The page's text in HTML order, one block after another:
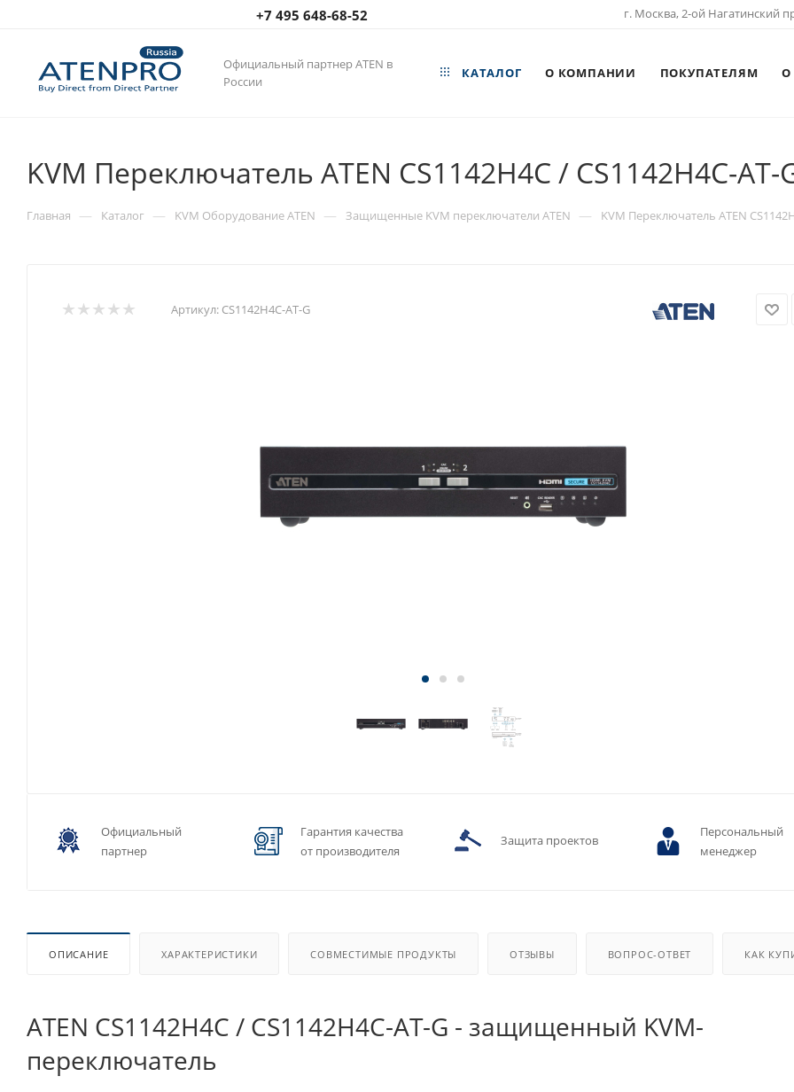
+7 495 648-68-52 г. Москва, 2-ой Нагатинский
Официальный партнер ATEN в
России
КАТАЛОГ О КОМПАНИИ ПОКУПАТЕЛЯМ О
KVM Переключатель ATEN CS1142H4C / CS1142H4C-AT-
Главная — Каталог — KVM Оборудование ATEN — Защищенные KVM переключатели ATEN — KVM Переключатель ATEN
Артикул: CS1142H4C-AT-G
Официальный
партнер
Гарантия качества
от производителя
Защита проектов
Персональный
менеджер
ОПИСАНИЕ ХАРАКТЕРИСТИКИ СОВМЕСТИМЫЕ ПРОДУКТЫ ОТЗЫВЫ ВОПРОС-ОТВЕТ КАК
ATEN CS1142H4C / CS1142H4C-AT-G - защищенный KVM-
переключатель